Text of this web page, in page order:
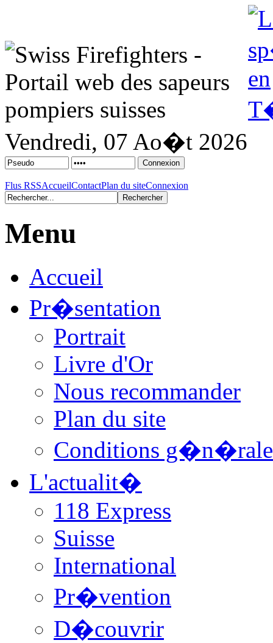
Vendredi, 07 Ao�t 2026
Flus RSSAccueilContactPlan du siteConnexion
Menu
Accueil
Pr�sentation
Portrait
Livre d'Or
Nous recommander
Plan du site
Conditions
L'actualit�
118 Express
Suisse
International
Pr�vention
D�couvrir